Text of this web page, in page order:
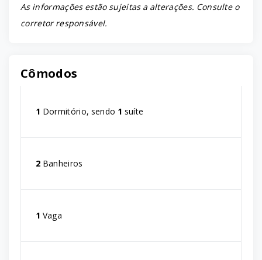
As informações estão sujeitas a alterações. Consulte o
corretor responsável.
Cômodos
1 Dormitório, sendo 1 suíte
2 Banheiros
1 Vaga